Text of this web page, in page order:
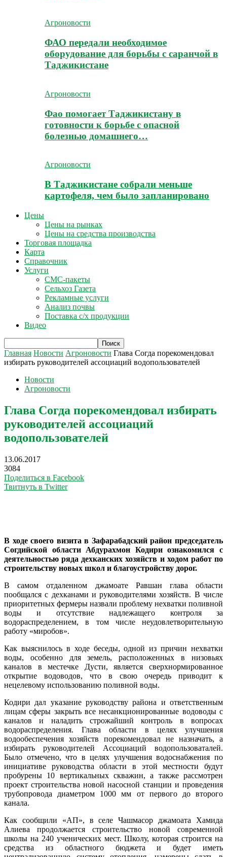
Агроновости
ФАО передали необходимое
оборудование для борьбы с саранчой в
Таджикистане
Агроновости
Фао помогает Таджикистану в
готовности к борьбе с опасной
болезнью домашнего…
Агроновости
В Таджикистане собрали меньше
картофеля, чем было запланировано
Цены
Цены на рынках
Цены на средства производства
Торговая площадка
Карта
Справочник
Услуги
СМС-пакеты
Сельхоз Газета
Рекламные услуги
Анализ почвы
Поставка с/х продукции
Видео
Главная Новости Агроновости Глава Согда порекомендовал
избирать руководителей ассоциаций водопользователей
Новости
Агроновости
Глава Согда порекомендовал избирать
руководителей ассоциаций
водопользователей
13.06.2017
3084
Поделиться в Facebook
Твитнуть в Twitter
В ходе своего визита в Зафарабадский район председатель
Согдийской области Абдурахмон Кодири ознакомился с
деятельностью ряда дехканских хозяйств и ходом работ по
строительству новых школ и благоустройству дорог.
В самом отдаленном джамоате Равшан глава области
пообщался с дехканами и руководителями хозяйств. В числе
приоритетных фермеры назвали проблему нехватки поливной
воды и отсутствие надлежащего контроля за
водораспределением, в том числе неудовлетворительную
работу «миробов».
Как выяснилось в ходе беседы, одной из причин нехватки
воды, особенно для земель, расположенных в низовьях
каналов в местечке Дусти, является сверхнормированное
открытие водоводов, что в свою очередь приводит к
нецелевому использованию поливной воды.
Кодири дал указание руководству района и ответственным
лицам сферы закрыть все несанкционированные водоводы с
каналов и наладить строжайший контроль в вопросах
водораспределения. Глава области в целях улучшения
водообеспечения хозяйств порекомендовал не назначать, а
избирать руководителей Ассоциаций водопользоваталей.
Было отмечено, что в целях улучшения водоснабжения по
инициативе руководства области в этой местности будут
пробурены 10 вертикальных скважин, а также рассмотрен
проект строительства новой насосной станции и проведения
трубопровода диаметром 1000 мм от первого до второго
канала.
Как сообщили «АП», в селе Чашмасор джамоата Хамида
Алиева продолжается строительство новой современной
школы на 240 ученических мест. Школу, которая строится на
средства из областного бюджета и будет иметь